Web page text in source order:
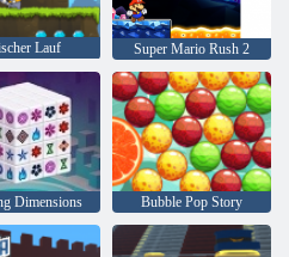
Lauf Super Mario Rush 2
Dimensions Bubble Pop Story